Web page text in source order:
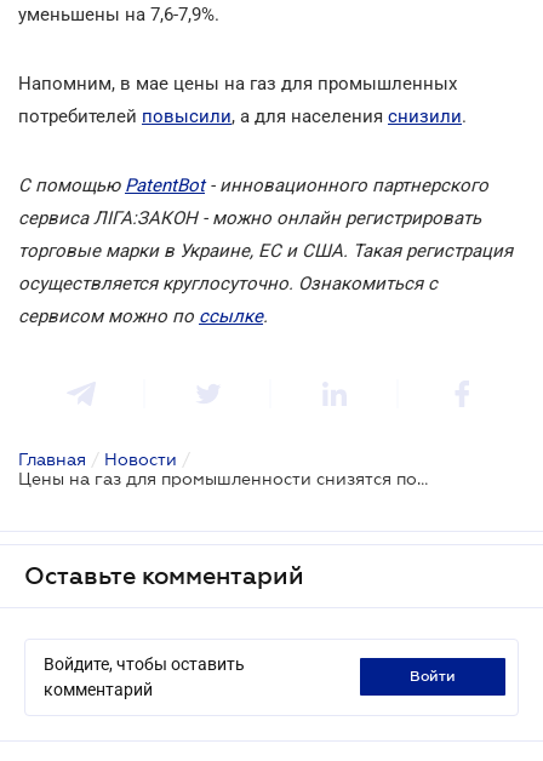
уменьшены на 7,6-7,9%.
Напомним, в мае цены на газ для промышленных
потребителей повысили, а для населения снизили.
С помощью PatentBot- инновационного партнерского
сервиса ЛІГА:ЗАКОН - можно онлайн регистрировать
торговые марки в Украине, ЕС и США. Такая регистрация
осуществляется круглосуточно. Ознакомиться с
сервисом можно по ссылке.
Главная / Новости /
Цены на газ для промышленности снизятся почти на 8%
Оставьте комментарий
Войдите, чтобы оставить
комментарий
войти